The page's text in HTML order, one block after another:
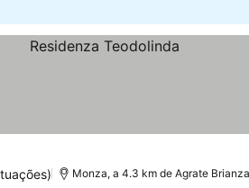
Monza, a 4.3 km de Agrate Brianza